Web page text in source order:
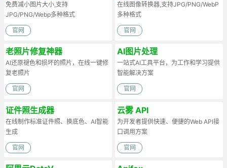
免费减小图片大小,支持
JPG/PNG/Webp多种格式
官网
在线图像转换器,支持JPG/PNG/WebP
多种格式
官网
老照片修复神器
AI还原褪色和损坏的照片，在线一键修
复老照片
官网
AI图片处理
一站式AI工具平台，为工作和学习提供
智能解决方案
官网
证件照生成器
在线制作标准证件照、换底色、AI智能
生成
官网
云雾 API
为开发者提供快速、便捷的Web API接
口调用方案
官网